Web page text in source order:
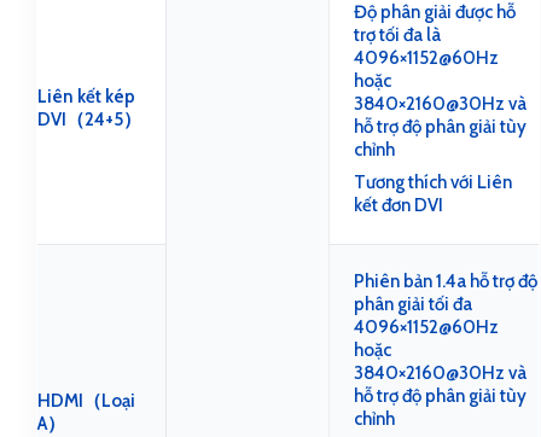
Liên kết kép
DVI（24+5）
Độ phân giải được hỗ
trợ tối đa là
4096×1152@60Hz
hoặc
3840×2160@30Hz và
hỗ trợ độ phân giải tùy
chỉnh
Tương thích với Liên
kết đơn DVI
HDMI（Loại
A）
Phiên bản 1.4a hỗ trợ độ
phân giải tối đa
4096×1152@60Hz
hoặc
3840×2160@30Hz và
hỗ trợ độ phân giải tùy
chỉnh